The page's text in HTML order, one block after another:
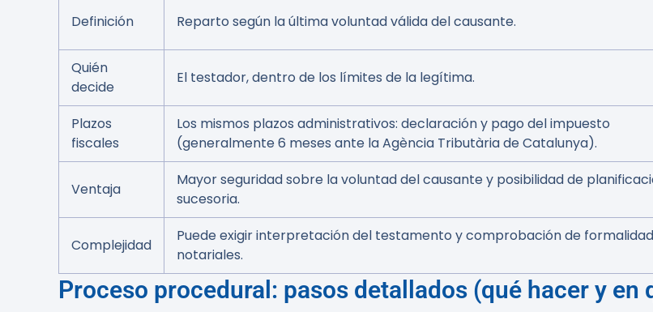
Definición Reparto según la última voluntad válida del causante.
Quién
decide
El testador, dentro de los límites de la legítima.
Plazos
fiscales
Los mismos plazos administrativos: declaración y pago del impuesto
(generalmente 6 meses ante la Agència Tributària de Catalunya).
Ventaja
Mayor seguridad sobre la voluntad del causante y posibilidad de
sucesoria.
Complejidad
Puede exigir interpretación del testamento y comprobación de
notariales.
Proceso procedural: pasos detallados (qué hacer y en